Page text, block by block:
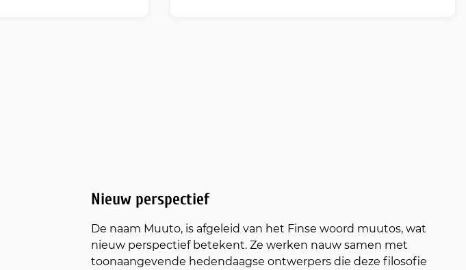
Nieuw perspectief
De naam Muuto, is afgeleid van het Finse woord muutos, wat
nieuw perspectief betekent. Ze werken nauw samen met
toonaangevende hedendaagse ontwerpers die deze filosofie